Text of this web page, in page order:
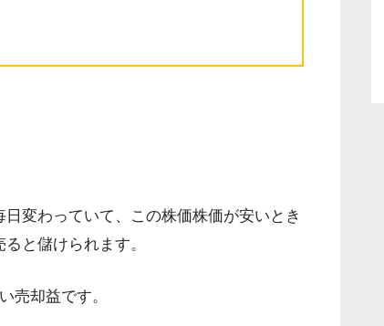
変わっていて、この株価株価が安いとき
と儲けられます。
売却益です。